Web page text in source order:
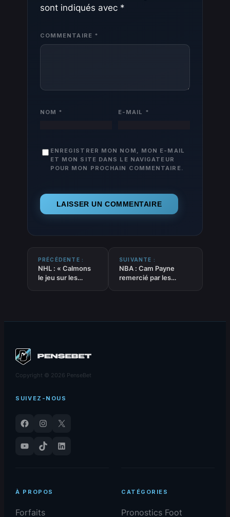
sont indiqués avec *
COMMENTAIRE *
NOM * E-MAIL *
ENREGISTRER MON NOM, MON E-MAIL
ET MON SITE DANS LE NAVIGATEUR
POUR MON PROCHAIN COMMENTAIRE.
PRÉCÉDENTE :
NHL : « Calmons
le jeu sur les
SUIVANTE :
NBA : Cam Payne
remercié par les
Copyright © 2026 PenseBet
SUIVEZ-NOUS
Facebook Instagram
X
YouTube
TikTok LinkedIn
À PROPOS
Forfaits
CATÉGORIES
Pronostics Foot